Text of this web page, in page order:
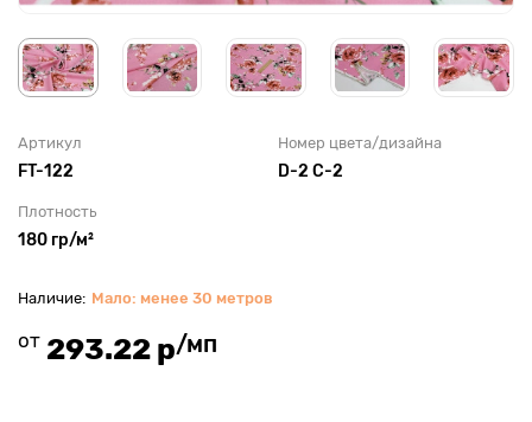
Артикул
FT-122
Номер цвета/дизайна
D-2 С-2
Плотность
180 гр/м²
Мало: менее 30 метров
от 293.22 р/мп